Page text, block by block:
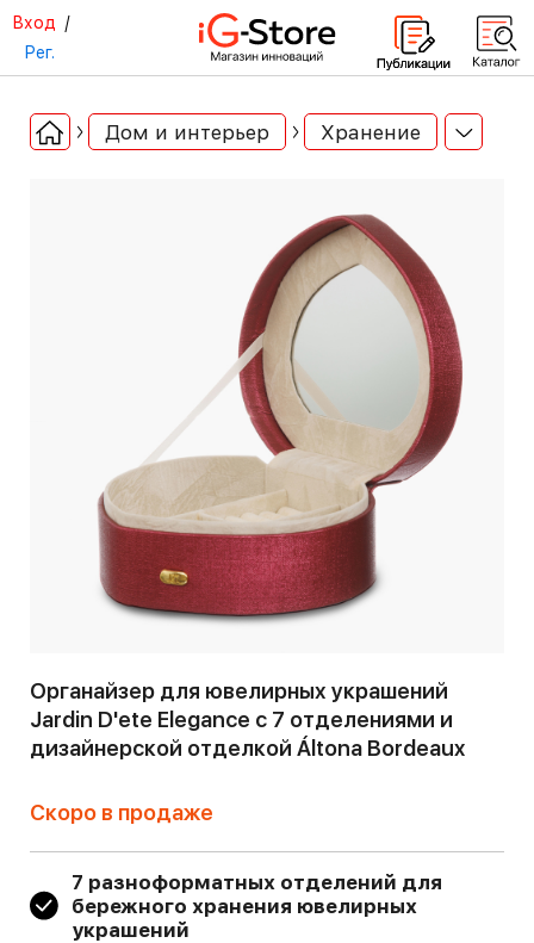
Вход /
Рег.
Дом и интерьер Хранение
Органайзер для ювелирных украшений
Jardin D'ete Elegance с 7 отделениями и
дизайнерской отделкой Áltona Bordeaux
Скоро в продаже
7 разноформатных отделений для
бережного хранения ювелирных
украшений